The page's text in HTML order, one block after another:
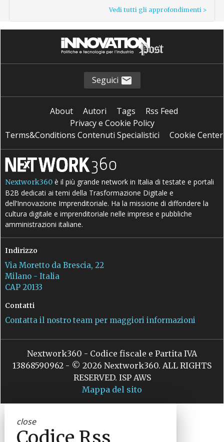
Vedi tutti gli approfondimenti >
Seguici
About Autori Tags
Rss Feed
Privacy e Cookie Policy
Terms&Conditions Contenuti Specialistici
Cookie Center
Nextwork360 è il più grande network in Italia di testate e portali
B2B dedicati ai temi della Trasformazione Digitale e
dell’Innovazione Imprenditoriale. Ha la missione di diffondere la
cultura digitale e imprenditoriale nelle imprese e pubbliche
amministrazioni italiane.
Indirizzo
Via Moretto da Brescia, 22
Milano - Italia
CAP 20133
Contatti
Contatta il nostro team per maggiori informazioni
Nextwork360 - Codice fiscale e Partita IVA
13868590962 - © 2026 Nextwork360. ALL RIGHTS
RESERVED. ISP AWS
Mappa del sito
close